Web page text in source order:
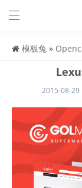
模板兔 »
2015-08-29